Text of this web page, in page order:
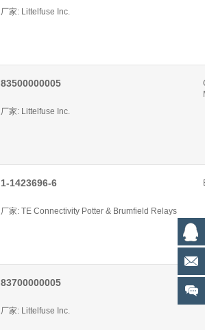
厂家: Littelfuse Inc.
83500000005
厂家: Littelfuse Inc.
1-1423696-6
厂家: TE Connectivity Potter & Brumfield Relays
83700000005
厂家: Littelfuse Inc.